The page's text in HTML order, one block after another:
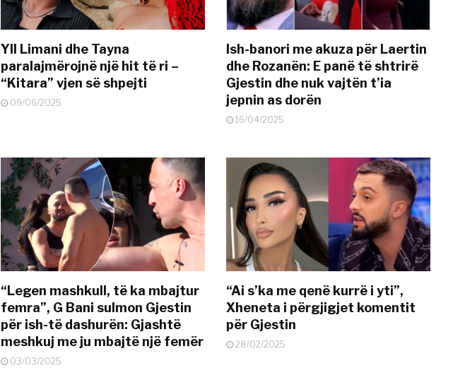
Yll Limani dhe Tayna
paralajmërojnë një hit të ri –
“Kitara” vjen së shpejti
09/06/2025
Ish-banori me akuza për Laertin
dhe Rozanën: E panë të shtrirë
Gjestin dhe nuk vajtën t’ia
jepnin as dorën
16/04/2025
“Legen mashkull, të ka mbajtur
femra”, G Bani sulmon Gjestin
për ish-të dashurën: Gjashtë
meshkuj me ju mbajtë një femër
03/03/2025
“Ai s’ka me qenë kurrë i yti”,
Xheneta i përgjigjet komentit
për Gjestin
28/02/2025